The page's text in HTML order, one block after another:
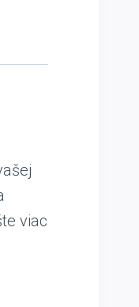
viac